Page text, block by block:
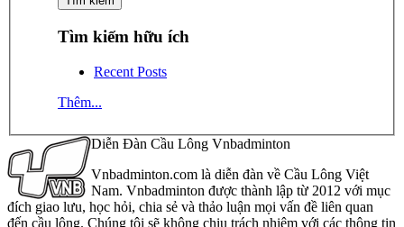
Tìm kiếm hữu ích
Recent Posts
Thêm...
Diễn Đàn Cầu Lông Vnbadminton
Vnbadminton.com là diễn đàn về Cầu Lông Việt
Nam. Vnbadminton được thành lập từ 2012 với mục
đích giao lưu, học hỏi, chia sẻ và thảo luận mọi vấn đề liên quan
đến cầu lông. Chúng tôi sẽ không chịu trách nhiệm với các thông tin